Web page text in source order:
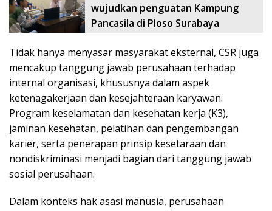
wujudkan penguatan Kampung
Pancasila di Ploso Surabaya
Tidak hanya menyasar masyarakat eksternal, CSR juga
mencakup tanggung jawab perusahaan terhadap
internal organisasi, khususnya dalam aspek
ketenagakerjaan dan kesejahteraan karyawan.
Program keselamatan dan kesehatan kerja (K3),
jaminan kesehatan, pelatihan dan pengembangan
karier, serta penerapan prinsip kesetaraan dan
nondiskriminasi menjadi bagian dari tanggung jawab
sosial perusahaan.
Dalam konteks hak asasi manusia, perusahaan